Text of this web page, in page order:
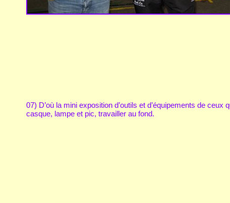
07) D’où la mini exposition d’outils et d’équipements de ceux
casque, lampe et pic, travailler au fond.